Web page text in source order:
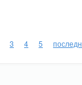
3 4 5